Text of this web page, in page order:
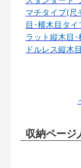
マチタイプ(尺
目･横木目タ
ラット縦木目
ドルレス縦木
収納ページ